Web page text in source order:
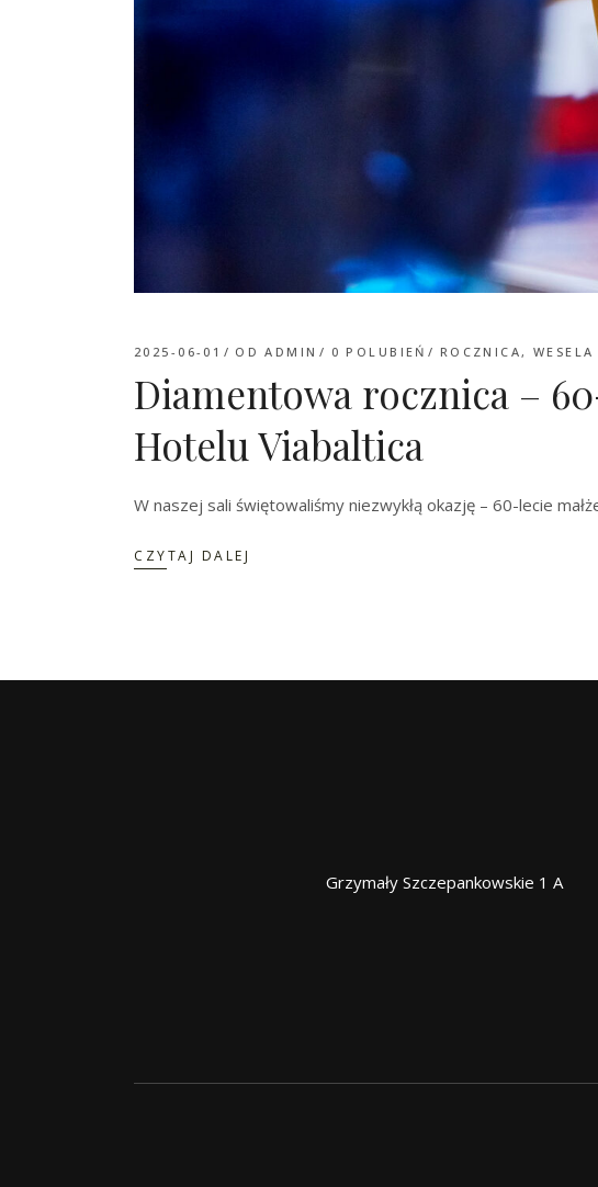
2025-06-01 ODADMIN 0 POLUBIEŃ ROCZNICA , WESELA
Diamentowa rocznica –
Hotelu Viabaltica
W naszej sali świętowaliśmy niezwykłą okazję – 60-lecie
CZYTAJ DALEJ
Grzymały Szczepankowskie 1 A